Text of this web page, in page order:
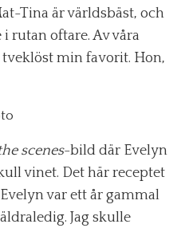
Tina är världsbäst, och
rutan oftare. Av våra
min favorit. Hon,
scenes-bild där Evelyn
vinet. Det här receptet
var ett år gammal
Jag skulle